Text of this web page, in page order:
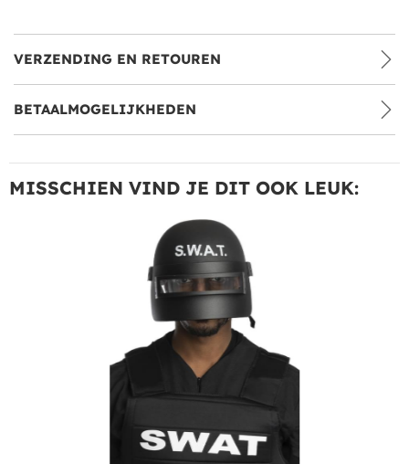
VERZENDING EN RETOUREN
BETAALMOGELIJKHEDEN
MISSCHIEN VIND JE DIT OOK LEUK: